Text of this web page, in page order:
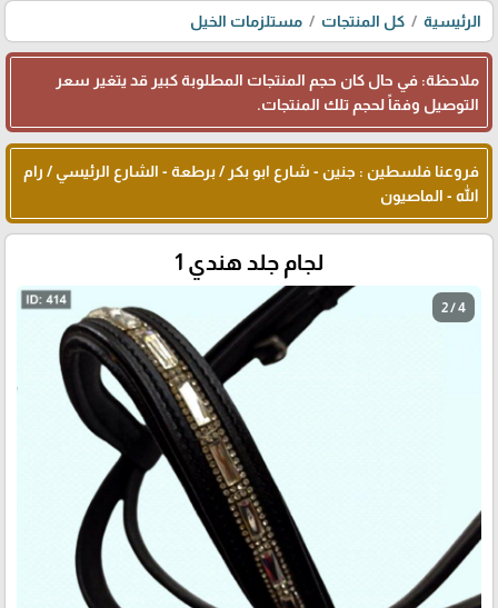
الرئيسية كل المنتجات مستلزمات الخيل
ملاحظة: في حال كان حجم المنتجات المطلوبة كبير قد يتغير سعر
التوصيل وفقاً لحجم تلك المنتجات.
فروعنا فلسطين : جنين - شارع ابو بكر / برطعة - الشارع الرئيسي / رام
الله - الماصيون
لجام جلد هندي 1
2 / 4